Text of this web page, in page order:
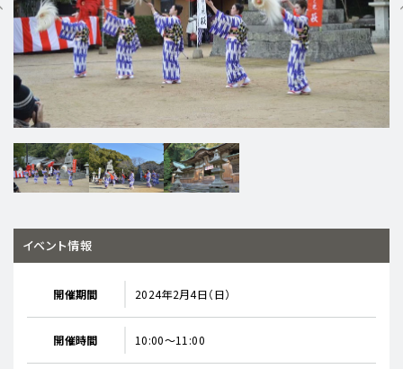
イベント情報
開催期間 2024年2月4日（日）
開催時間 10:00～11:00